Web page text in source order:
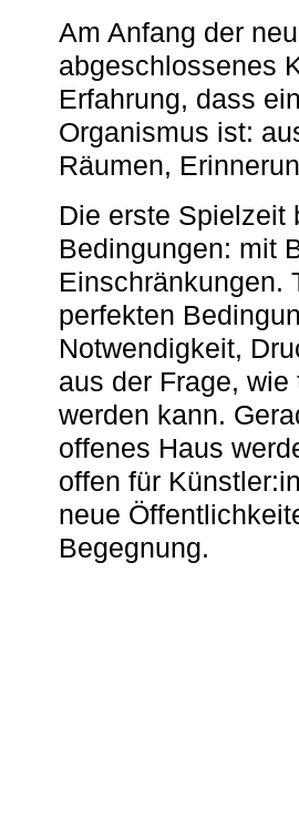
Am Anfang der
abgeschlossenes
Erfahrung, dass
Organismus ist:
Räumen,
Die erste Spielzeit
Bedingungen: mit
Einschränkungen.
perfekten
Notwendigkeit,
aus der Frage,
werden kann.
offenes Haus
offen für
neue
Begegnung.